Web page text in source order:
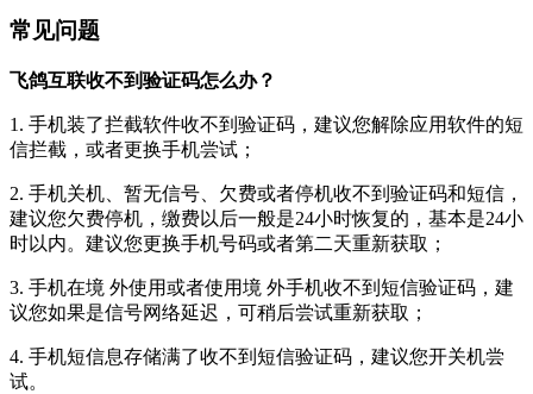
常见问题
飞鸽互联收不到验证码怎么办？
1. 手机装了拦截软件收不到验证码，建议您解除应用软件的短
信拦截，或者更换手机尝试；
2. 手机关机、暂无信号、欠费或者停机收不到验证码和短信，
建议您欠费停机，缴费以后一般是24小时恢复的，基本是24小
时以内。建议您更换手机号码或者第二天重新获取；
3. 手机在境 外使用或者使用境 外手机收不到短信验证码，建
议您如果是信号网络延迟，可稍后尝试重新获取；
4. 手机短信息存储满了收不到短信验证码，建议您开关机尝
试。